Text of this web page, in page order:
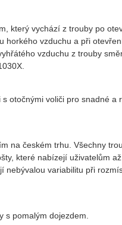
který vychází z trouby po
horkého vzduchu a při
vzduchu z trouby
otočnými voliči pro snadné a
na českém trhu. Všechny
které nabízejí uživatelům
nebývalou variabilitu při
s pomalým dojezdem.